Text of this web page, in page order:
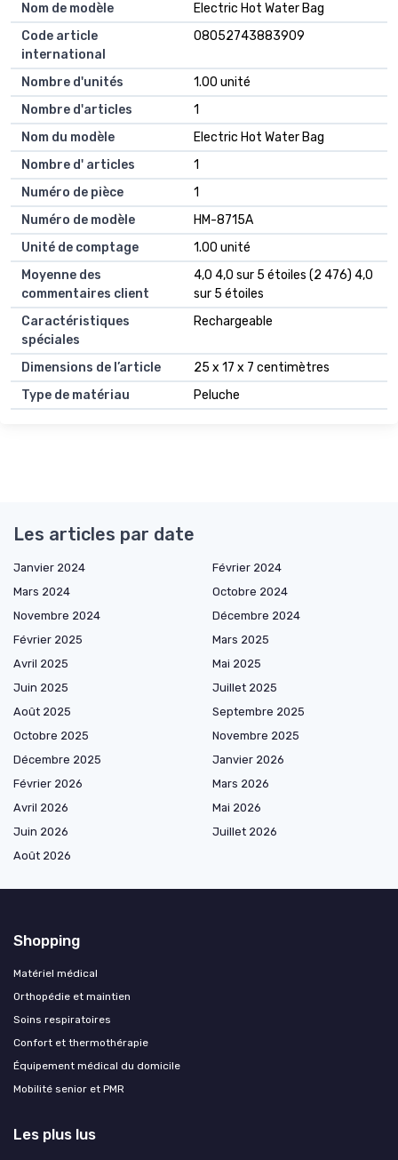
Nom de modèle
Electric Hot Water Bag
Code article
international
08052743883909
Nombre d'unités
1.00 unité
Nombre d'articles
1
Nom du modèle
Electric Hot Water Bag
Nombre d' articles
1
Numéro de pièce
1
Numéro de modèle
HM-8715A
Unité de comptage
1.00 unité
Moyenne des
commentaires client
4,0 4,0 sur 5 étoiles (2 476) 4,0
sur 5 étoiles
Caractéristiques
spéciales
Rechargeable
Dimensions de l’article
25 x 17 x 7 centimètres
Type de matériau
Peluche
Les articles par date
Janvier 2024
Février 2024
Mars 2024
Octobre 2024
Novembre 2024
Décembre 2024
Février 2025
Mars 2025
Avril 2025
Mai 2025
Juin 2025
Juillet 2025
Août 2025
Septembre 2025
Octobre 2025
Novembre 2025
Décembre 2025
Janvier 2026
Février 2026
Mars 2026
Avril 2026
Mai 2026
Juin 2026
Juillet 2026
Août 2026
Shopping
Matériel médical
Orthopédie et maintien
Soins respiratoires
Confort et thermothérapie
Équipement médical du domicile
Mobilité senior et PMR
Les plus lus